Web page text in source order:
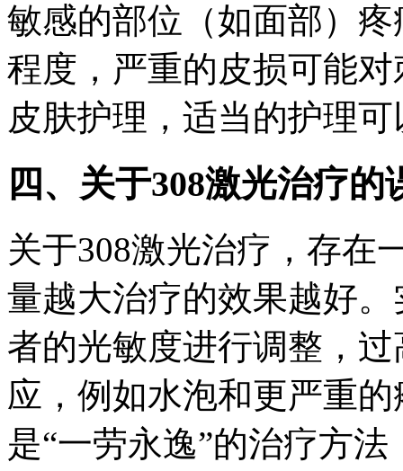
敏感的部位（如面部）
程度，严重的皮损可能
皮肤护理，适当的护理
四、关于308激光治疗的
关于308激光治疗，存在
量越大治疗的效果越好
者的光敏度进行调整，
应，例如水泡和更严重
是“一劳永逸”的治疗方